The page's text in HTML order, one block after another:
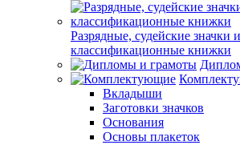
Разрядные, судейские значки и
классификационные книжки
Вкладыши
Заготовки значков
Основания
Основы плакеток